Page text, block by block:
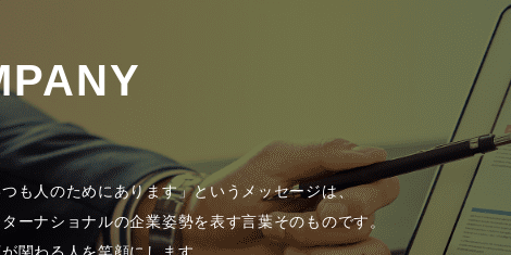
つも人のためにあります」というメッセージは、
ーナショナルの企業姿勢を表す言葉そのものです。